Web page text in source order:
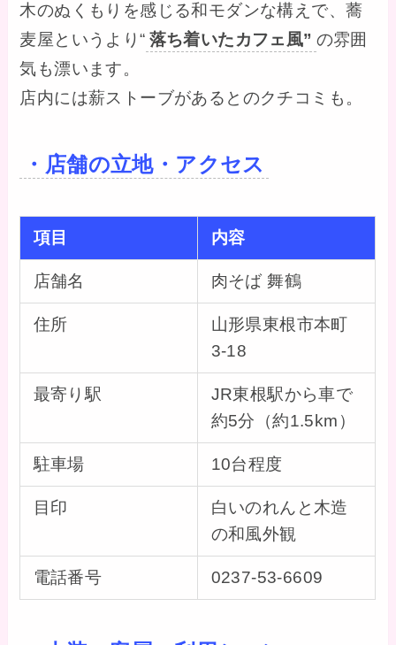
木のぬくもりを感じる和モダンな構えで、蕎
麦屋というより“ 落ち着いたカフェ風” の雰囲
気も漂います。
店内には薪ストーブがあるとのクチコミも。
・店舗の立地・アクセス
項目 内容
店舗名 肉そば 舞鶴
住所
山形県東根市本町
3-18
最寄り駅
JR東根駅から車で
約5分（約1.5km）
駐車場 10台程度
目印
白いのれんと木造
の和風外観
電話番号 0237-53-6609